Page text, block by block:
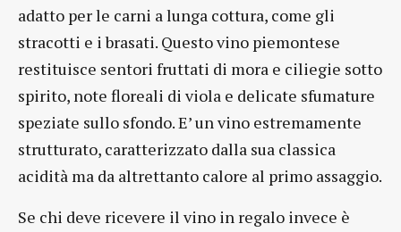
adatto per le carni a lunga cottura, come gli
stracotti e i brasati. Questo vino piemontese
restituisce sentori fruttati di mora e ciliegie sotto
spirito, note floreali di viola e delicate sfumature
speziate sullo sfondo. E’ un vino estremamente
strutturato, caratterizzato dalla sua classica
acidità ma da altrettanto calore al primo assaggio.
Se chi deve ricevere il vino in regalo invece è